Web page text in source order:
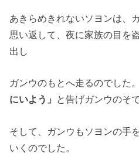
あきらめきれないソヨンは、
思い返して、夜に家族の目を
出し
ガンウのもとへ走るのでした
にいよう」 と告げガンウのそ
そして、ガンウもソヨンの手
いくのでした。